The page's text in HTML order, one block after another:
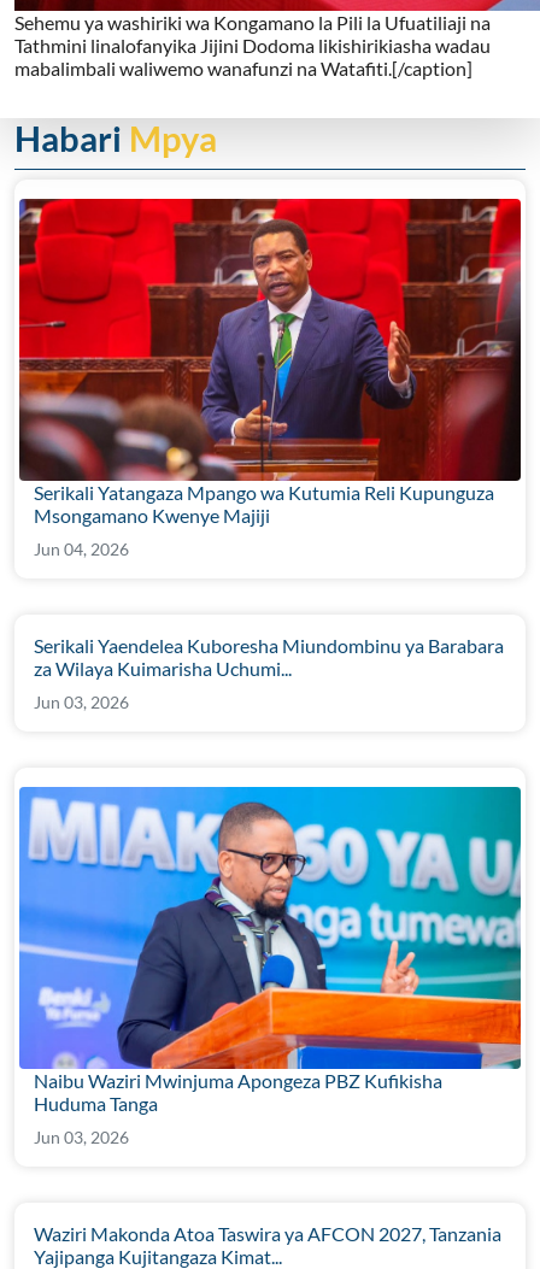
Sehemu ya washiriki wa Kongamano la Pili la Ufuatiliaji na
Tathmini linalofanyika Jijini Dodoma likishirikiasha wadau
mabalimbali waliwemo wanafunzi na Watafiti.[/caption]
Habari Mpya
Serikali Yatangaza Mpango wa Kutumia Reli Kupunguza
Msongamano Kwenye Majiji
Jun 04, 2026
Serikali Yaendelea Kuboresha Miundombinu ya Barabara
za Wilaya Kuimarisha Uchumi...
Jun 03, 2026
Naibu Waziri Mwinjuma Apongeza PBZ Kufikisha
Huduma Tanga
Jun 03, 2026
Waziri Makonda Atoa Taswira ya AFCON 2027, Tanzania
Yajipanga Kujitangaza Kimat...